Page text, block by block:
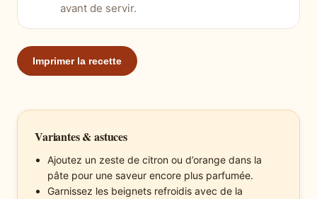
avant de servir.
Imprimer la recette
Variantes & astuces
Ajoutez un zeste de citron ou d’orange dans la
pâte pour une saveur encore plus parfumée.
Garnissez les beignets refroidis avec de la